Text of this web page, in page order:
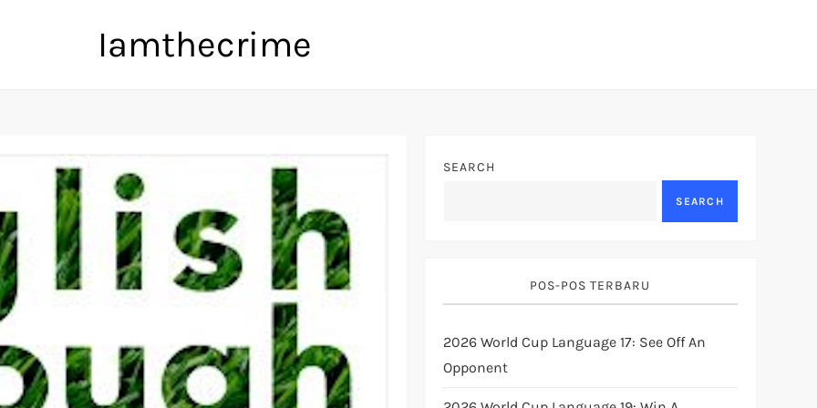
Iamthecrime
SEARCH
SEARCH
POS-POS TERBARU
2026 World Cup Language 17: See Off An
Opponent